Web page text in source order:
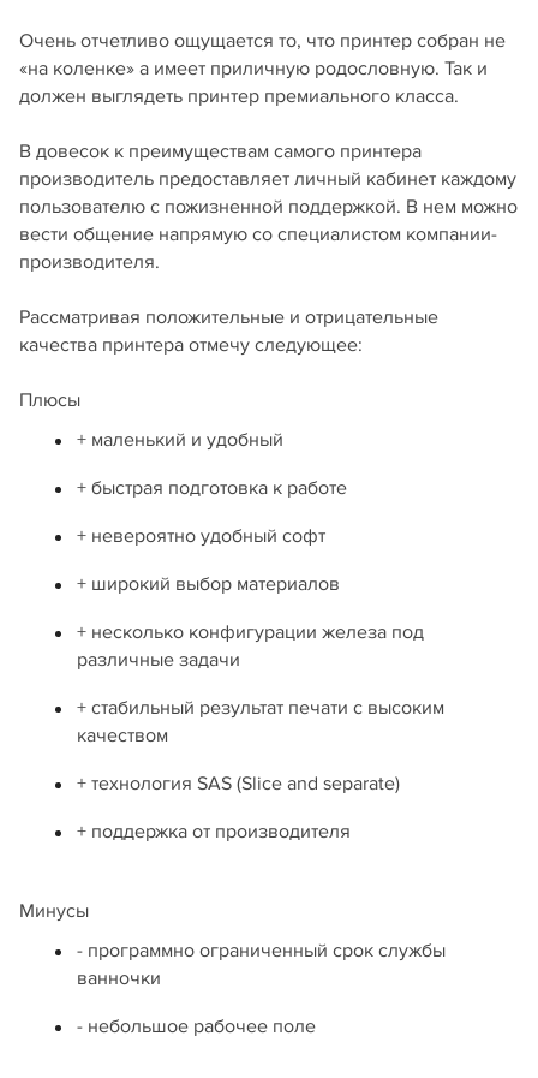
Очень отчетливо ощущается то, что принтер собран не
«на коленке» а имеет приличную родословную. Так и
должен выглядеть принтер премиального класса.
В довесок к преимуществам самого принтера
производитель предоставляет личный кабинет каждому
пользователю с пожизненной поддержкой. В нем можно
вести общение напрямую со специалистом компании-
производителя.
Рассматривая положительные и отрицательные
качества принтера отмечу следующее:
Плюсы
+ маленький и удобный
+ быстрая подготовка к работе
+ невероятно удобный софт
+ широкий выбор материалов
+ несколько конфигурации железа под
различные задачи
+ стабильный результат печати с высоким
качеством
+ технология SAS (Slice and separate)
+ поддержка от производителя
Минусы
- программно ограниченный срок службы
ванночки
- небольшое рабочее поле